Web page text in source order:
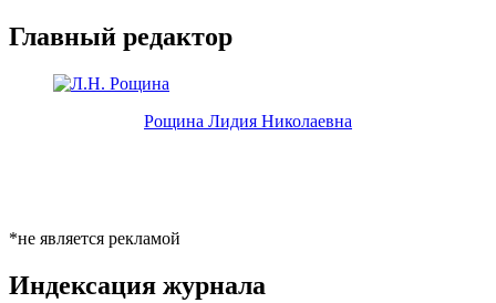
Главный редактор
Рощина Лидия Николаевна
*не является рекламой
Индексация журнала